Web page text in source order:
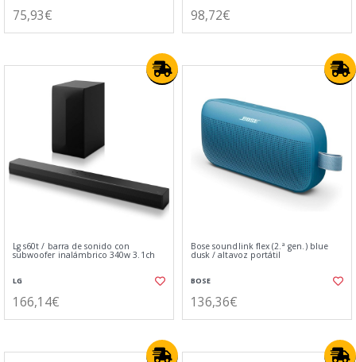
75,93€ 98,72€
Lg s60t / barra de sonido con
subwoofer inalámbrico 340w 3.1ch
LG
166,14€
Bose soundlink flex (2.ª gen.) blue
dusk / altavoz portátil
BOSE
136,36€